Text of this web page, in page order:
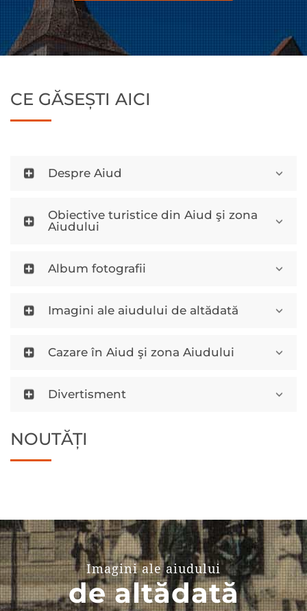
CE GĂSEȘTI AICI
Despre Aiud
Obiective turistice din Aiud şi zona
Aiudului
Album fotografii
Imagini ale aiudului de altădată
Cazare în Aiud şi zona Aiudului
Divertisment
NOUTĂȚI
Imagini ale aiudului
de altădată